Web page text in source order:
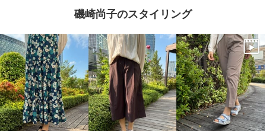
磯崎尚子のスタイリング